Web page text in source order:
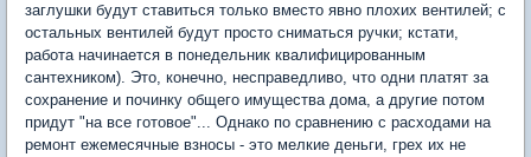
заглушки будут ставиться только вместо явно плохих вентилей; с
остальных вентилей будут просто сниматься ручки; кстати,
работа начинается в понедельник квалифицированным
сантехником). Это, конечно, несправедливо, что одни платят за
сохранение и починку общего имущества дома, а другие потом
придут "на все готовое"... Однако по сравнению с расходами на
ремонт ежемесячные взносы - это мелкие деньги, грех их не